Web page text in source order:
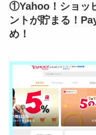
①Yahoo！ショッ
ントが貯まる！
め！